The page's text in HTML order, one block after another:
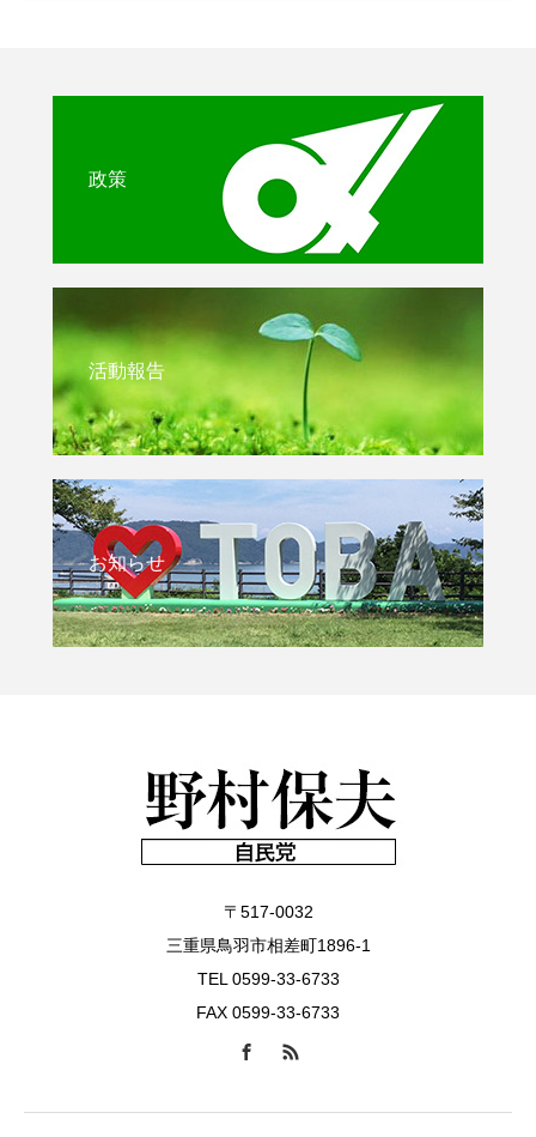
政策
活動報告
お知らせ
〒517-0032
三重県鳥羽市相差町1896-1
TEL 0599-33-6733
FAX 0599-33-6733